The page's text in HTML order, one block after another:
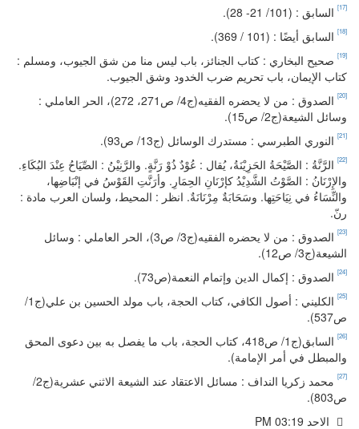
[17] السابق : (101/ 21- 28).
[18] السابق أيضًا : (101 / 369).
[19]
صحيح البخاري : كتاب الجنائز، باب ليس منا من شق الجيوب، ومسلم :
كتاب الإيمان، باب تحريم ضرب الخدود وشق الجيوب.
[20]
الصدوق : من لا يحضره الفقيه(ج4/ ص271، 272)، الحر العاملي :
وسائل الشيعة(ج2/ ص15).
[21] النوري الطبرسي : مستدرك الوسائل (ج13/ ص93).
[22]
الرَّنَّةُ : الصَّيْحَةُ الحَزِيْنَةُ، يُقال : عُوْدٌ ذُوْ رَنَّةٍ. والرَّنِيْنُ : الصِّيَاحُ عِنْدَ البُكَاءِ.
والإِرْنَانُ : الصَّوْتُ الشَّدِيْدُ كإرْنَانِ الحِمَارِ. وأرَنَّتِ القَوْسُ في إنْبَاضِها،
والنِّسَاءُ في نِيَاحَتِها. وسَحَابَةٌ مِرْنَانَةٌ. انظر : المحيط، ولسان العرب مادة :
رنّ.
[23]
الصدوق : من لا يحضره الفقيه(ج3/ ص3)، الحر العاملي : وسائل
الشيعة(ج3/ ص12).
[24] الصدوق : إكمال الدين وإتمام النعمة(ص73).
[25]
الكليني : أصول الكافي، كتاب الحجة، باب مولد الحسين بن علي(ج1/
ص537).
[26]
السابق(ج1/ ص418، كتاب الحجة، باب ما يفصل به بين دعوى المحق
والمبطل في أمر الإمامة).
[27]
محمد زكريا النداف : مسائل الاعتقاد عند الشيعة الاثني عشرية(ج2/
ص803).
الاحد PM 03:19